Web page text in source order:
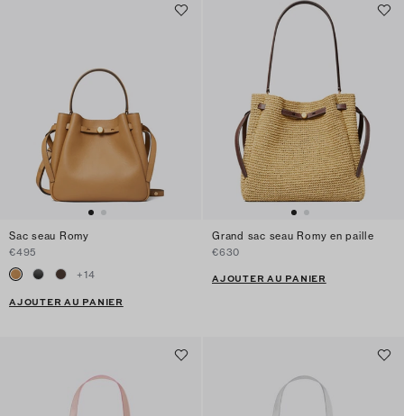
Sac seau Romy
€495
+14
AJOUTER AU PANIER
Grand sac seau Romy en paille
€630
AJOUTER AU PANIER